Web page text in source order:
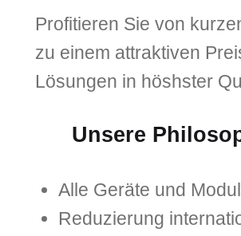
Profitieren Sie von
zu einem attraktiven
Lösungen in höshster
Unsere
Alle Geräte und
Reduzierung